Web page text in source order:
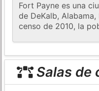
Fort Payne es una
de DeKalb,
censo de 2010, la
Salas de